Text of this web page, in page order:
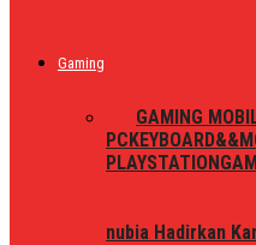
Gaming
GAMING
PC
PLAYSTATION
nubia Hadirkan